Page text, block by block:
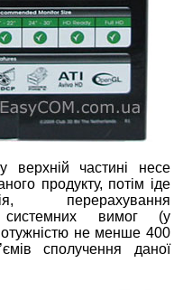
верхній частині несе
продукту, потім іде
перерахування
системних вимог (у
не менше 400
сполучення даної